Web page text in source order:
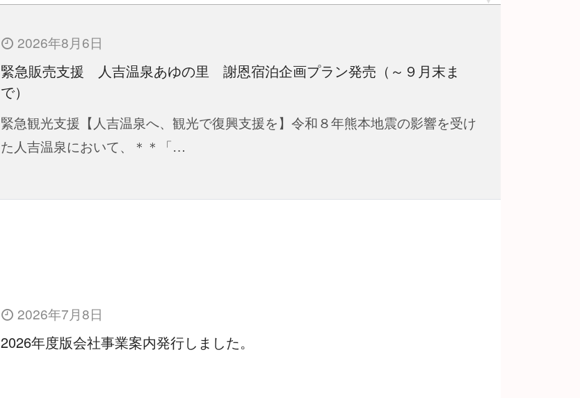
2026年8月6日
緊急販売支援 人吉温泉あゆの里 謝恩宿泊企画プラン発売（～９月末ま
で）
緊急観光支援【人吉温泉へ、観光で復興支援を】令和８年熊本地震の影響を受け
た人吉温泉において、＊＊「…
2026年7月8日
2026年度版会社事業案内発行しました。